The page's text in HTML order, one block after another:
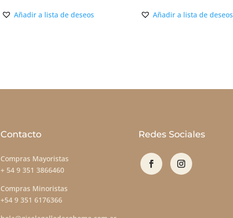
Añadir a lista de deseos Añadir a lista de deseos
Contacto
Compras Mayoristas
+ 54 9 351 3866460
Compras Minoristas
+54 9 351 6176366
Redes Sociales